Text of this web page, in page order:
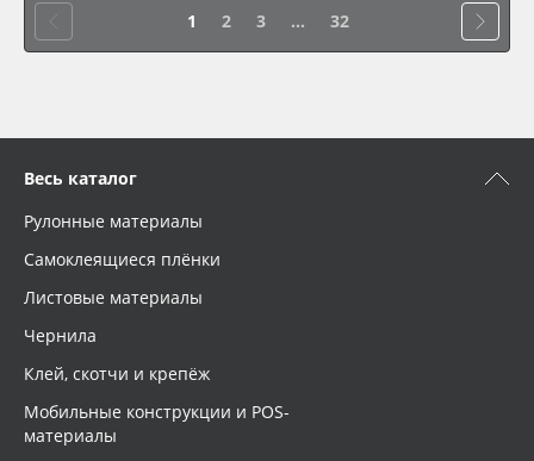
1 2 3 ... 32
Весь каталог
Рулонные материалы
Самоклеящиеся плёнки
Листовые материалы
Чернила
Клей, скотчи и крепёж
Мобильные конструкции и POS-
материалы